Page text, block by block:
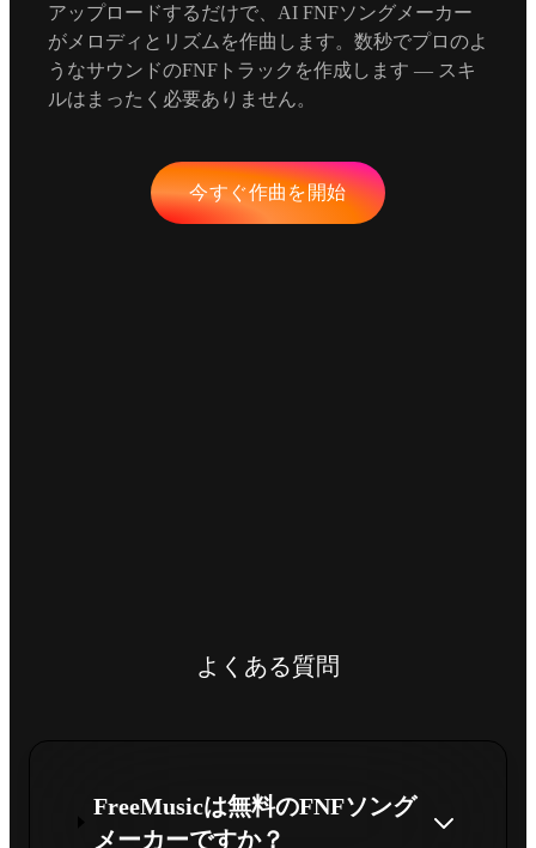
アップロードするだけで、AI FNFソングメーカー
がメロディとリズムを作曲します。数秒でプロのよ
うなサウンドのFNFトラックを作成します — スキ
ルはまったく必要ありません。
今すぐ作曲を開始
よくある質問
FreeMusicは無料のFNFソング
メーカーですか？